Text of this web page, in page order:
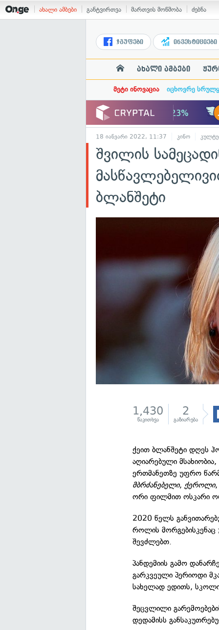
ახალი ამბები განტვირთვა მართვის მოწმობა ძებნა
ჯგუფები ინვესტიციები
ახალი ამბები
მეტი ინოვაცია იცხოვრე
18 იანვარი 2022, 11:37 კინო
შვილის
ბლანშეტი
1,430
წაკითხვა
2
გაზიარება
ქეით ბლანშეტი დღეს
აღიარებული
ერთმანეთზე უფრო
მბრძანებელი,ქეროლი
ორი ფილმით ოსკარი
2020 წელს
როლის მორგებისკენაც
შევძლებთ.
პანდემიის გამო
გარკვეული პერიოდი
სახელად ედითს,
შეცვლილი
დედამისს